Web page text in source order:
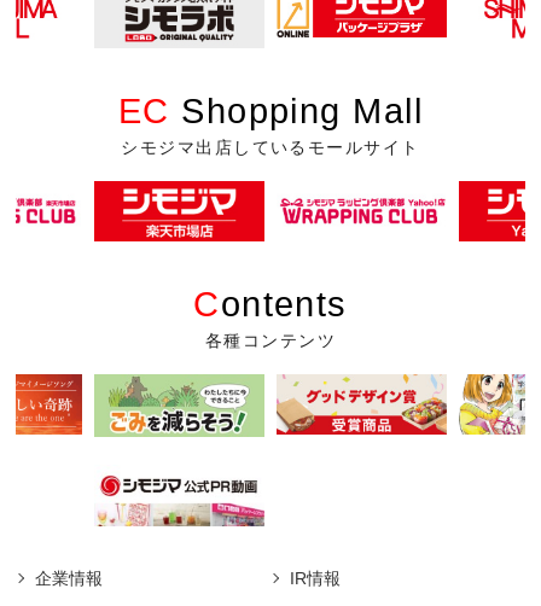
EC Shopping Mall
シモジマ出店しているモールサイト
Contents
各種コンテンツ
企業情報 IR情報